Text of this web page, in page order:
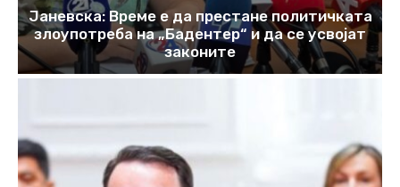
Јаневска: Време е да престане политичката
злоупотреба на „Бадентер“ и да се усвојат
законите